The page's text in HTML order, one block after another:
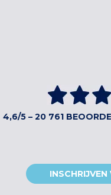
4,6/5 – 20 761